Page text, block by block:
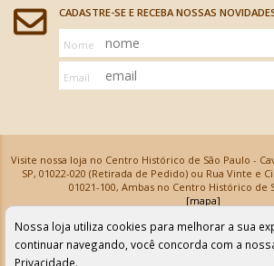
CADASTRE-SE E RECEBA NOSSAS
Nome
Email
Visite nossa loja no Centro Histórico de São Paulo -
SP, 01022-020 (Retirada de Pedido) ou Rua Vinte e
01021-100, Ambas no Centro Histórico de
[mapa]
Armarinhos Santa Cecília Ltda | CNPJ:
Os preços e as condições de pagamento apresentadas na loja virtual
podem sofrer alterações sem aviso prévio. Vendas com cartão
confirmação de dados.
Nossa loja utiliza cookies para melhorar a sua
continuar navegando, você concorda com a
Privacidade.